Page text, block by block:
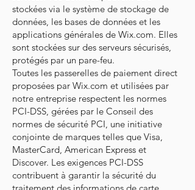
stockées via le système de stockage de
données, les bases de données et les
applications générales de Wix.com. Elles
sont stockées sur des serveurs sécurisés,
protégés par un pare-feu.
Toutes les passerelles de paiement direct
proposées par Wix.com et utilisées par
notre entreprise respectent les normes
PCI-DSS, gérées par le Conseil des
normes de sécurité PCI, une initiative
conjointe de marques telles que Visa,
MasterCard, American Express et
Discover. Les exigences PCI-DSS
contribuent à garantir la sécurité du